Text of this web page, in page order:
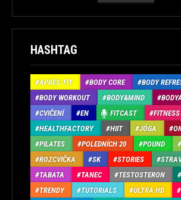
HASHTAG
APRÉS-FIT BODY CORE
BODY
BODY WORKOUT
BODY&MIND
CVIČENÍ
EN FITCAST FITNESS
HEALTHFACTORY
HIIT JÓGA
PILATES
POLEDNÍCH 20 POUND
ROZCVIČKA
SK STORIES
TABATA
TANEC TESTOSTERON
TRENDY
TUTORIALS ULTRA HD